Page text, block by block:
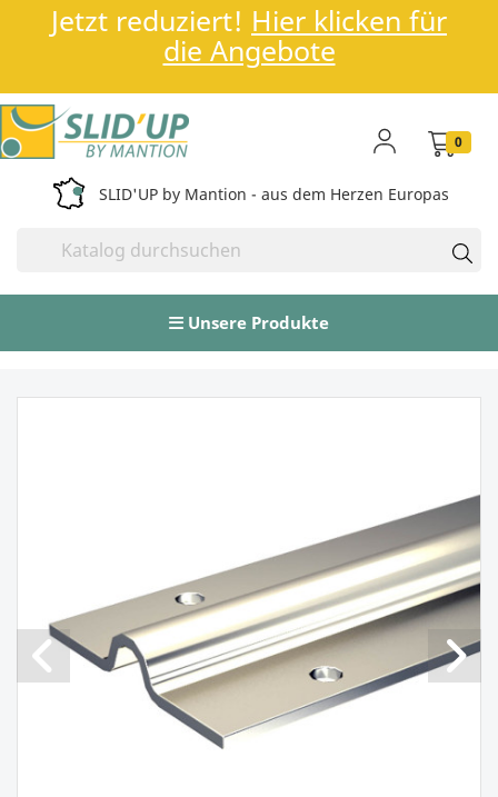
Jetzt reduziert! Hier klicken für
die Angebote
SLID'UP by Mantion - aus dem Herzen Europas
0
Unsere Produkte